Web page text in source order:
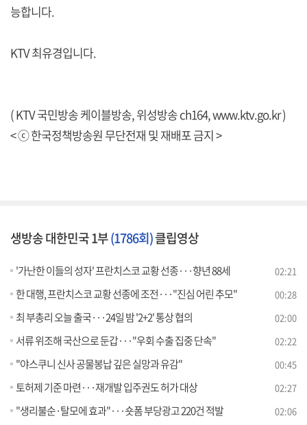
능합니다.
KTV 최유경입니다.
( KTV 국민방송 케이블방송, 위성방송 ch164,www.ktv.go.kr)
< ⓒ 한국정책방송원 무단전재 및 재배포 금지 >
생방송 대한민국 1부(1786회)클립영상
'가난한 이들의 성자' 프란치스코 교황 선종···향년 88세 02:21
한 대행, 프란치스코 교황 선종에 조전···"진심 어린 추모" 00:28
최 부총리 오늘 출국···24일 밤 '2+2' 통상 협의 02:00
서류 위조해 국산으로 둔갑···"우회 수출 집중 단속" 02:22
"야스쿠니 신사 공물봉납 깊은 실망과 유감" 00:45
토허제 기준 마련···재개발 입주권도 허가 대상 02:27
"생리불순·탈모에 효과"···숏폼 부당광고 220건 적발 02:06